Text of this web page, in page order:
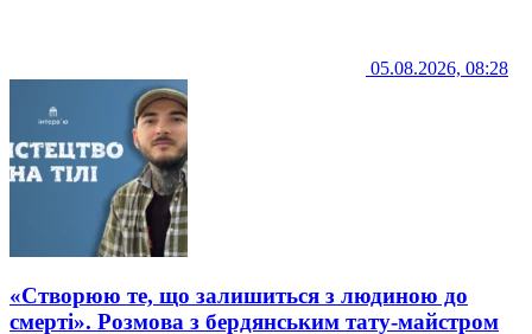
05.08.2026, 08:28
«Створюю те, що залишиться з людиною до
смерті». Розмова з бердянським тату-майстром